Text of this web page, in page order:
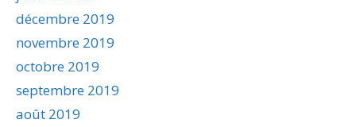
décembre 2019
novembre 2019
octobre 2019
septembre 2019
août 2019